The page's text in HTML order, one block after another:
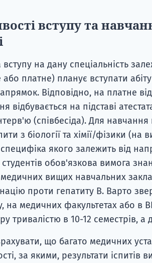
вступу та
на дану спеціальність
платне) планує вступати
Відповідно, на платне
відбувається на підставі
(співбесіда). Для
з біології та хімії/фізики
специфіка якого залежить від
обов'язкова вимога
вищих навчальних
проти гепатиту B. Варто
на медичних факультетах або в
тривалістю в 10-12 семестрів, а
що багато медичних
за якими, результати іспитів